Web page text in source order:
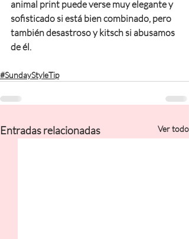
animal print puede verse muy elegante y
sofisticado si está bien combinado, pero
también desastroso y kitsch si abusamos
de él.
#SundayStyleTip
Entradas relacionadas Ver todo